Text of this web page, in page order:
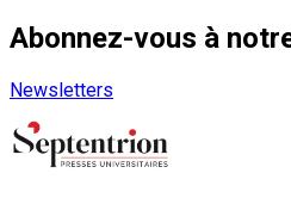
Abonnez-vous à
Newsletters